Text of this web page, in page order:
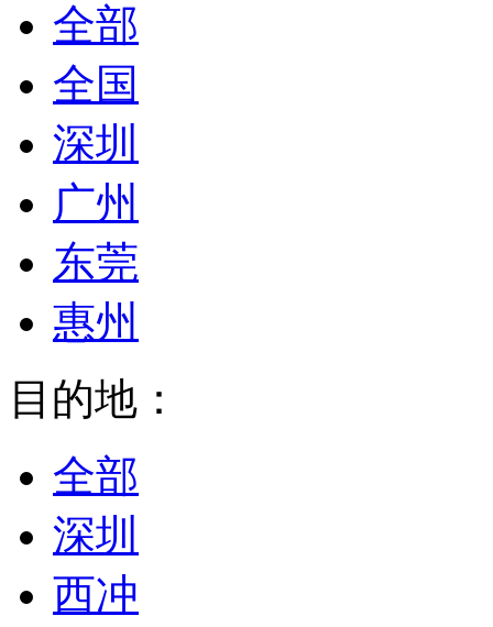
全部
全国
深圳
广州
东莞
惠州
目的地：
全部
深圳
西冲